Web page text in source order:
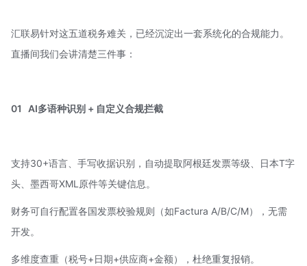
汇联易针对这五道税务难关，已经沉淀出一套系统化的合规能力。
直播间我们会讲清楚三件事：
01 AI多语种识别 + 自定义合规拦截
支持30+语言、手写收据识别，自动提取阿根廷发票等级、日本T字
头、墨西哥XML原件等关键信息。
财务可自行配置各国发票校验规则（如Factura A/B/C/M），无需
开发。
多维度查重（税号+日期+供应商+金额），杜绝重复报销。